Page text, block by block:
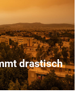
drastisch